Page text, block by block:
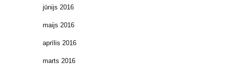
jūnijs 2016
maijs 2016
aprīlis 2016
marts 2016